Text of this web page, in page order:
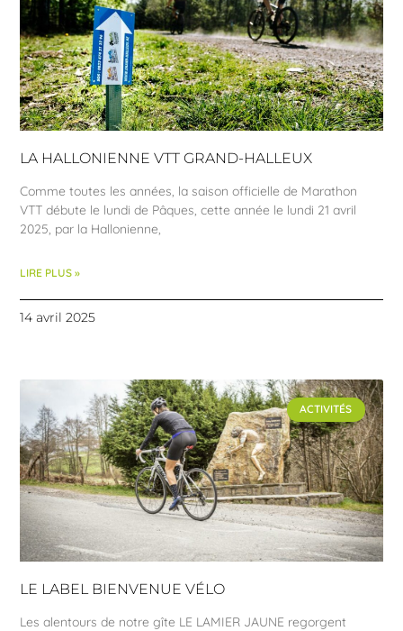
LA HALLONIENNE VTT GRAND-HALLEUX
Comme toutes les années, la saison officielle de Marathon
VTT débute le lundi de Pâques, cette année le lundi 21 avril
2025, par la Hallonienne,
LIRE PLUS »
14 avril 2025
ACTIVITÉS
LE LABEL BIENVENUE VÉLO
Les alentours de notre gîte LE LAMIER JAUNE regorgent